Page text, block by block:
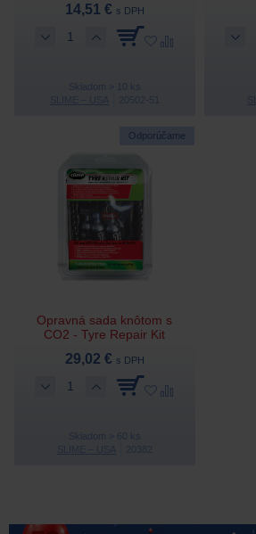
14,51 € s DPH
Skladom > 10 ks
Odporúčame
Opravná sada knôtom s
CO2 - Tyre Repair Kit
29,02 € s DPH
Skladom > 60 ks